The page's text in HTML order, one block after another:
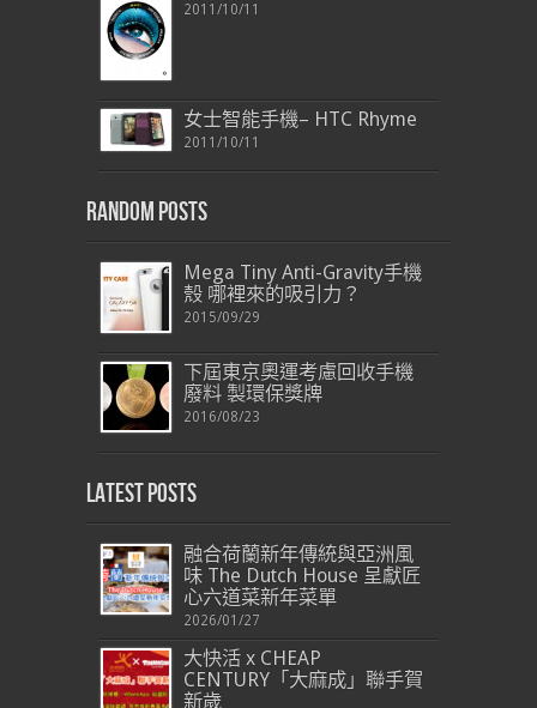
2011/10/11
女士智能手機– HTC Rhyme
2011/10/11
Random Posts
Mega Tiny Anti-Gravity手機
殼 哪裡來的吸引力？
2015/09/29
下屆東京奧運考慮回收手機
廢料 製環保獎牌
2016/08/23
Latest Posts
融合荷蘭新年傳統與亞洲風
味 The Dutch House 呈獻匠
心六道菜新年菜單
2026/01/27
大快活 x CHEAP
CENTURY「大麻成」聯手賀
新歲